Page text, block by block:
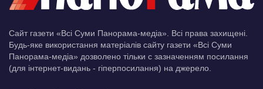
Сайт газети «Всі Суми Панорама-медіа». Всі права захищені.
Будь-яке використання матеріалів сайту газети «Всі Суми
Панорама-медіа» дозволено тільки c зазначенням посилання
(для інтернет-видань - гіперпосилання) на джерело.